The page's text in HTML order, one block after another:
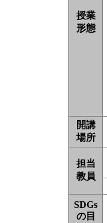
授業
形態
開講
場所
担当
教員
SDGs
の目